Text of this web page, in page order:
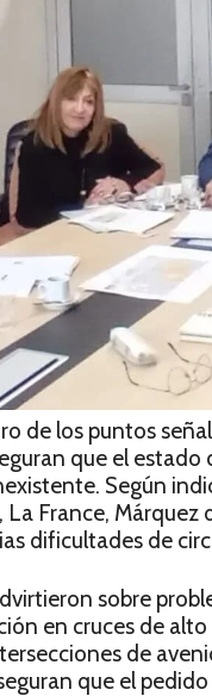
de los puntos
que el estado
Según
France,
dificultades de
sobre
en cruces de
de
que el